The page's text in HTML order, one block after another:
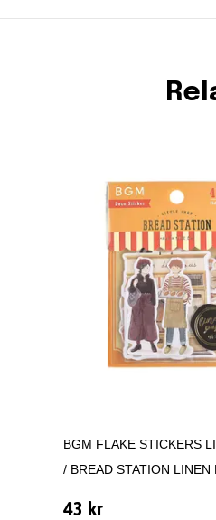
BGM FLAKE STICKERS
/ BREAD STATION LINEN
43 kr